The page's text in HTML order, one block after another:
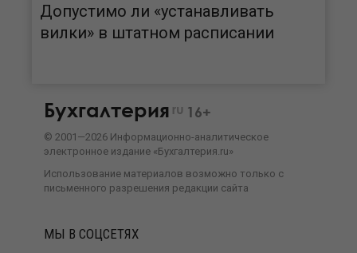
Допустимо ли «устанавливать
вилки» в штатном расписании
Бухгалтерия ru 16+
© 2001—2026 Информационно-аналитическое
электронное издание «Бухгалтерия.ru»
Использование материалов возможно только с
письменного разрешения редакции сайта
МЫ В СОЦСЕТЯХ